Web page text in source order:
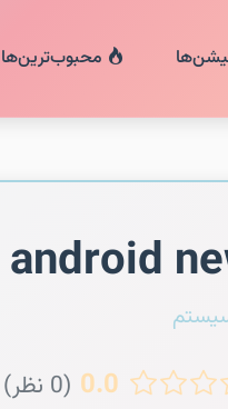
محبوب‌ترین‌ها
0.0 (0 نظر)